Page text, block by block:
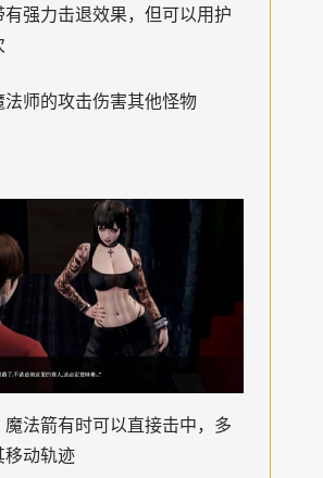
有强力击退效果，但可以用护
法师的攻击伤害其他怪物
法箭有时可以直接击中，多
移动轨迹